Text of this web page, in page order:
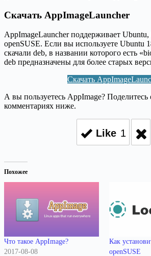
Скачать AppImageLauncher
AppImageLauncher поддерживает
openSUSE. Если вы используете Ubuntu
скачали deb, в названии которого есть
deb предназначены для более старых
Скачать
А вы пользуетесь AppImage?
комментариях ниже.
Like 1
Похожее
Что такое AppImage?
2017-08-08
Как
openSUSE